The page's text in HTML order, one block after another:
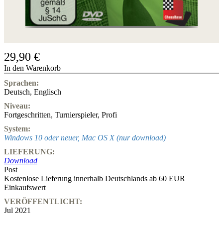
29,90 €
In den Warenkorb
Sprachen:
Deutsch, Englisch
Niveau:
Fortgeschritten, Turnierspieler, Profi
System:
Windows 10 oder neuer, Mac OS X (nur download)
LIEFERUNG:
Download
Post
Kostenlose Lieferung innerhalb Deutschlands ab 60 EUR
Einkaufswert
VERÖFFENTLICHT:
Jul 2021